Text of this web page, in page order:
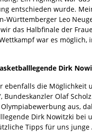
entschieden wurde.
Württemberger Leo
das Halbfinale der
war es
Dirk
ebenfalls die
Bundeskanzler Olaf
aus,
Dirk Nowitzki bei
Tipps für uns junge